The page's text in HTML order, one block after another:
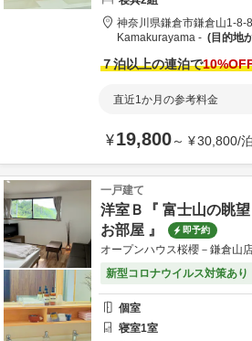
神奈川県鎌倉市鎌倉山1-8-8
Kamakurayama -
目的地
７泊以上の連泊で10
直近1か月の参考料金
¥19,800～ ¥30,800/泊
一戸建て
洋室Ｂ『 富士山の眺
お部屋 』
即予約
オープンハウス桜櫻－鎌倉山
新型コロナウイルス対策あり
個室
寝室1室